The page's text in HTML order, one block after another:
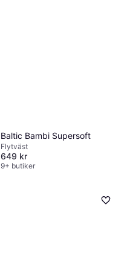
Baltic Bambi Supersoft
Flytväst
649 kr
9+ butiker